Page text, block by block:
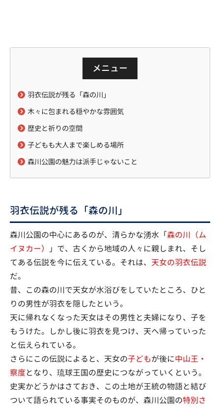
メニュー
羽衣伝説が残る「森の川」
木々に包まれる穏やかな雰囲気
歴史と祈りの空間
子どもも大人まで楽しめる場所
森川公園の魅力は派手じゃないこと
羽衣伝説が残る「森の川」
森川公園の中心にあるのが、清らかな湧水「森の川（ム
イヌカー）
」で、古くから地域の人々に親しまれ、そし
てある伝説を今に伝えている。それは、 天女の羽衣伝説
だ。
昔、この森の川で天女が水浴びをしていたところ、ひと
りの男性が羽衣を隠したという。
天に帰れなくなった天女はその男性と夫婦になり、子を
もうけた。しかし後に羽衣を見つけ、天へ帰っていった
と伝えられている。
さらにこの伝説によると、天女の子どもが後に中山王・
察度となり、琉球王国の歴史につながっていくという。
史実かどうかはさておき、この土地が王統の物語と結び
ついて語られている事実そのものが、森川公園の特別さ